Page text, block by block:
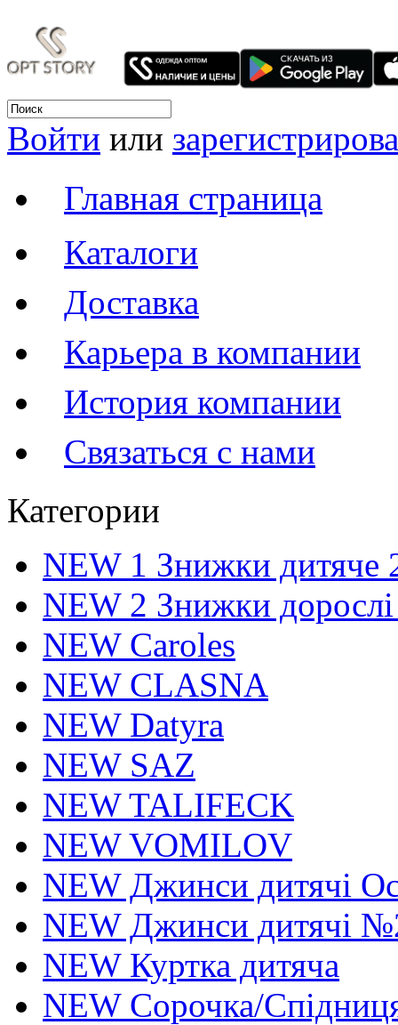
Войти или
Главная страница
Каталоги
Доставка
Карьера в компании
История компании
Связаться с нами
Категории
NEW 1 Знижки дитяче
NEW 2 Знижки
NEW Caroles
NEW CLASNA
NEW Datyra
NEW SAZ
NEW TALIFECK
NEW VOMILOV
NEW Джинси дитячі
NEW Джинси дитячі
NEW Куртка дитяча
NEW Сорочка/